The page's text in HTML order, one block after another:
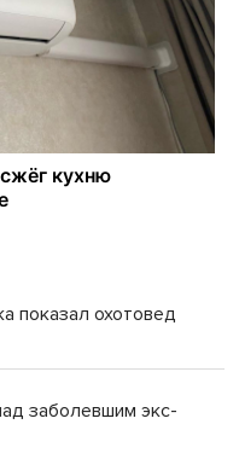
показал охотовед
заболевшим экс-